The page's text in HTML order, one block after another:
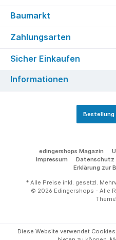
Baumarkt
Zahlungsarten
Sicher Einkaufen
Informationen
Bestellung
edingershops Magazin
Impressum
Datenschutz
Erklärung zur
* Alle Preise inkl. gesetzl.
© 2026 Edingershops - Alle
Diese Website verwendet